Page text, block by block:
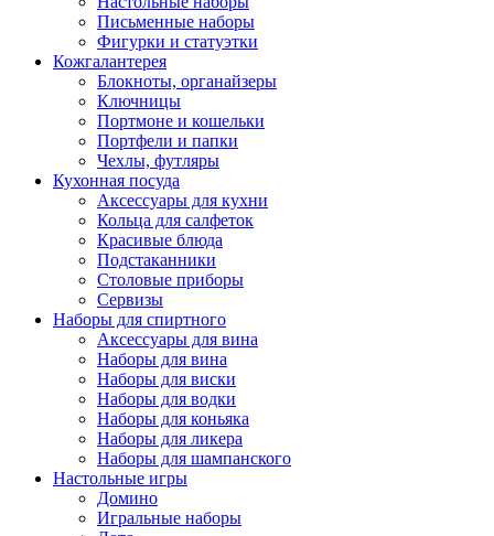
Письменные наборы
Фигурки и статуэтки
Кожгалантерея
Блокноты, органайзеры
Ключницы
Портмоне и кошельки
Портфели и папки
Чехлы, футляры
Кухонная посуда
Аксессуары для кухни
Кольца для салфеток
Красивые блюда
Подстаканники
Столовые приборы
Cервизы
Наборы для спиртного
Аксессуары для вина
Наборы для вина
Наборы для виски
Наборы для водки
Наборы для коньяка
Наборы для ликера
Наборы для шампанского
Настольные игры
Домино
Игральные наборы